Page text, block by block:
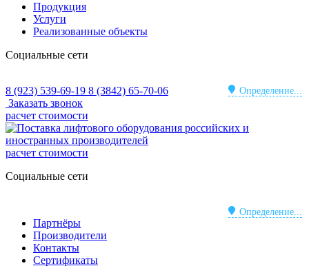
Продукция
Услуги
Реализованные объекты
Социальные сети
Определение...
8 (923) 539-69-19 8 (3842) 65-70-06
Заказать звонок
расчет стоимости
расчет стоимости
Социальные сети
Определение...
Партнёры
Производители
Контакты
Сертификаты